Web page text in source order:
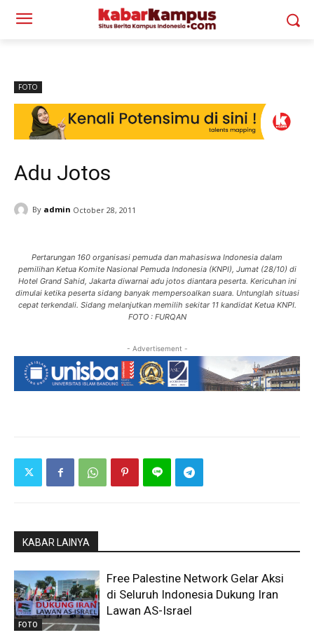
FOTO
Adu Jotos
By admin October 28, 2011
Pertarungan 160 organisasi pemuda dan mahasiswa Indonesia dalam
pemilihan Ketua Komite Nasional Pemuda Indonesia (KNPI), Jumat (28/10) di
Hotel Grand Sahid, Jakarta diwarnai adu jotos diantara peserta. Kericuhan ini
dimulai ketika peserta sidang banyak mempersoalkan suara. Untunglah situasi
cepat terkendali. Sidang melanjutkan memilih sekitar 11 kandidat Ketua KNPI.
FOTO : FURQAN
- Advertisement -
KABAR LAINYA
FOTO
Free Palestine Network Gelar Aksi
di Seluruh Indonesia Dukung Iran
Lawan AS-Israel